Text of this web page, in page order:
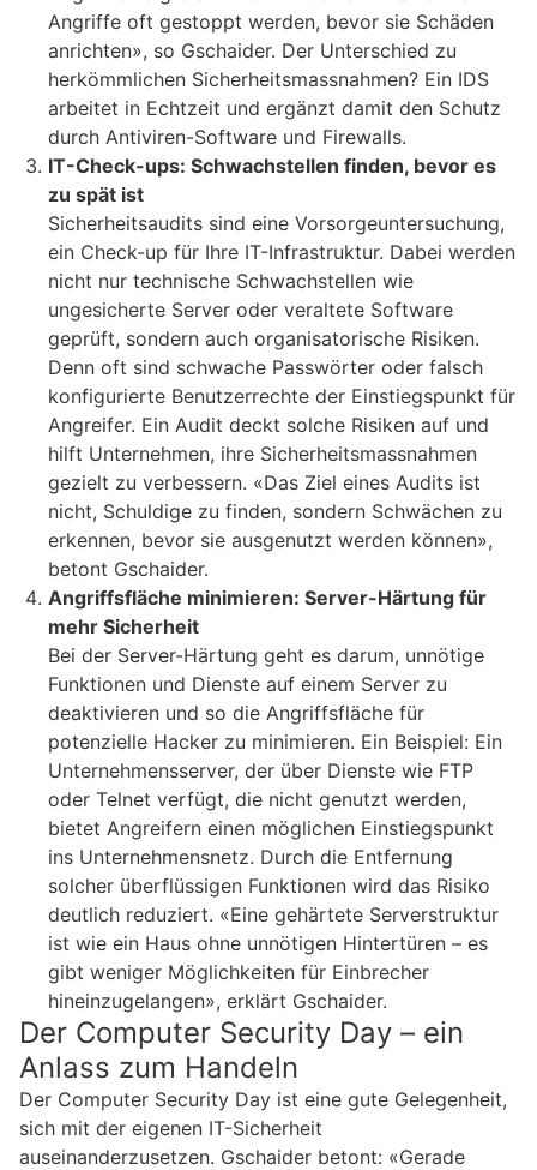
Angriffe oft gestoppt werden, bevor sie Schäden
anrichten», so Gschaider. Der Unterschied zu
herkömmlichen Sicherheitsmassnahmen? Ein IDS
arbeitet in Echtzeit und ergänzt damit den Schutz
durch Antiviren-Software und Firewalls.
IT-Check-ups: Schwachstellen finden, bevor es
zu spät ist
Sicherheitsaudits sind eine Vorsorgeuntersuchung,
ein Check-up für Ihre IT-Infrastruktur. Dabei werden
nicht nur technische Schwachstellen wie
ungesicherte Server oder veraltete Software
geprüft, sondern auch organisatorische Risiken.
Denn oft sind schwache Passwörter oder falsch
konfigurierte Benutzerrechte der Einstiegspunkt für
Angreifer. Ein Audit deckt solche Risiken auf und
hilft Unternehmen, ihre Sicherheitsmassnahmen
gezielt zu verbessern. «Das Ziel eines Audits ist
nicht, Schuldige zu finden, sondern Schwächen zu
erkennen, bevor sie ausgenutzt werden können»,
betont Gschaider.
Angriffsfläche minimieren: Server-Härtung für
mehr Sicherheit
Bei der Server-Härtung geht es darum, unnötige
Funktionen und Dienste auf einem Server zu
deaktivieren und so die Angriffsfläche für
potenzielle Hacker zu minimieren. Ein Beispiel: Ein
Unternehmensserver, der über Dienste wie FTP
oder Telnet verfügt, die nicht genutzt werden,
bietet Angreifern einen möglichen Einstiegspunkt
ins Unternehmensnetz. Durch die Entfernung
solcher überflüssigen Funktionen wird das Risiko
deutlich reduziert. «Eine gehärtete Serverstruktur
ist wie ein Haus ohne unnötigen Hintertüren – es
gibt weniger Möglichkeiten für Einbrecher
hineinzugelangen», erklärt Gschaider.
Der Computer Security Day – ein
Anlass zum Handeln
Der Computer Security Day ist eine gute Gelegenheit,
sich mit der eigenen IT-Sicherheit
auseinanderzusetzen. Gschaider betont: «Gerade